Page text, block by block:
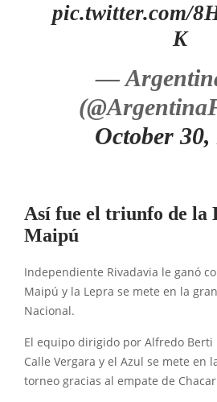
pic.twitter.com/
K
—
October 30,
Así fue el triunfo de la
Maipú
Independiente Rivadavia le ganó
Maipú y la Lepra se mete en la
Nacional.
El equipo dirigido por Alfredo Berti
Calle Vergara y el Azul se mete en
torneo gracias al empate de